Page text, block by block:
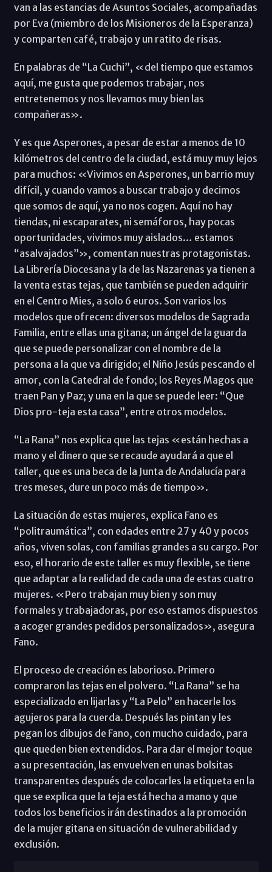
van a las estancias de Asuntos Sociales, acompañadas
por Eva (miembro de los Misioneros de la Esperanza)
y comparten café, trabajo y un ratito de risas.
En palabras de “La Cuchi”, «del tiempo que estamos
aquí, me gusta que podemos trabajar, nos
entretenemos y nos llevamos muy bien las
compañeras».
Y es que Asperones, a pesar de estar a menos de 10
kilómetros del centro de la ciudad, está muy muy lejos
para muchos: «Vivimos en Asperones, un barrio muy
difícil, y cuando vamos a buscar trabajo y decimos
que somos de aquí, ya no nos cogen. Aquí no hay
tiendas, ni escaparates, ni semáforos, hay pocas
oportunidades, vivimos muy aislados… estamos
“asalvajados”», comentan nuestras protagonistas.
La Librería Diocesana y la de las Nazarenas ya tienen a
la venta estas tejas, que también se pueden adquirir
en el Centro Mies, a solo 6 euros. Son varios los
modelos que ofrecen: diversos modelos de Sagrada
Familia, entre ellas una gitana; un ángel de la guarda
que se puede personalizar con el nombre de la
persona a la que va dirigido; el Niño Jesús pescando el
amor, con la Catedral de fondo; los Reyes Magos que
traen Pan y Paz; y una en la que se puede leer: “Que
Dios pro-teja esta casa”, entre otros modelos.
“La Rana” nos explica que las tejas «están hechas a
mano y el dinero que se recaude ayudará a que el
taller, que es una beca de la Junta de Andalucía para
tres meses, dure un poco más de tiempo».
La situación de estas mujeres, explica Fano es
“politraumática”, con edades entre 27 y 40 y pocos
años, viven solas, con familias grandes a su cargo. Por
eso, el horario de este taller es muy flexible, se tiene
que adaptar a la realidad de cada una de estas cuatro
mujeres. «Pero trabajan muy bien y son muy
formales y trabajadoras, por eso estamos dispuestos
a acoger grandes pedidos personalizados», asegura
Fano.
El proceso de creación es laborioso. Primero
compraron las tejas en el polvero. “La Rana” se ha
especializado en lijarlas y “La Pelo” en hacerle los
agujeros para la cuerda. Después las pintan y les
pegan los dibujos de Fano, con mucho cuidado, para
que queden bien extendidos. Para dar el mejor toque
a su presentación, las envuelven en unas bolsitas
transparentes después de colocarles la etiqueta en la
que se explica que la teja está hecha a mano y que
todos los beneficios irán destinados a la promoción
de la mujer gitana en situación de vulnerabilidad y
exclusión.